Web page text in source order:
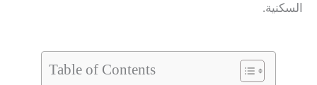
السكنية.
Table of Contents